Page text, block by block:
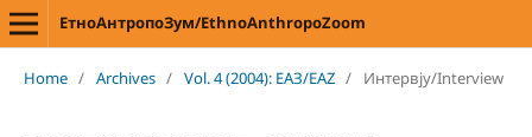
ЕтноАнтропоЗум/EthnoAnthropoZoom
Home / Archives / Vol. 4 (2004): ЕАЗ/EAZ / Интервју/Interview